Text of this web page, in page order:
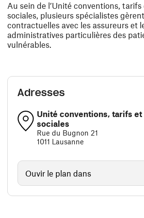
Au sein de l’Unité conventions,
sociales, plusieurs spécialistes
contractuelles avec les assureurs et
administratives particulières des
vulnérables.
Adresses
Unité conventions, tarifs
sociales
Rue du Bugnon 21
1011 Lausanne
Ouvir le plan dans